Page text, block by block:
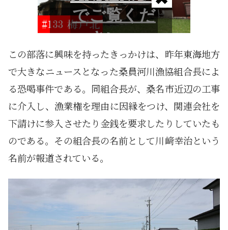
この部落に興味を持ったきっかけは、昨年東海地方
で大きなニュースとなった桑員河川漁協組合長によ
る恐喝事件である。同組合長が、桑名市近辺の工事
に介入し、漁業権を理由に因縁をつけ、関連会社を
下請けに参入させたり金銭を要求したりしていたも
のである。その組合長の名前として川﨑幸治という
名前が報道されている。